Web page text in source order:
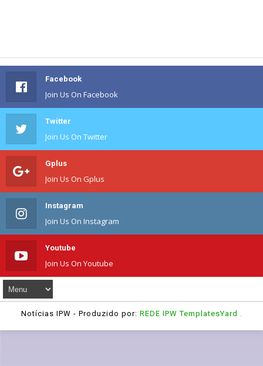
Facebook
Join Us On Facebook
Twitter
Join Us On Twitter
Gplus
Join Us On Gplus
Instagram
Join Us On Instagram
Youtube
Join Us On Youtube
Notícias IPW - Produzido por: REDE IPW TemplatesYard .